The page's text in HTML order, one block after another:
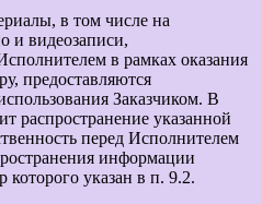
в том числе на
и видеозаписи,
в рамках оказания
предоставляются
Заказчиком. В
распространение указанной
перед Исполнителем
информации
указан в п. 9.2.